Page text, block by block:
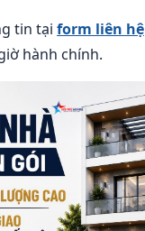
tin tại form liên hệ
hành chính.